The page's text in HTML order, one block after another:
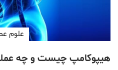
علوم
هیپوکامپ چیست و چه